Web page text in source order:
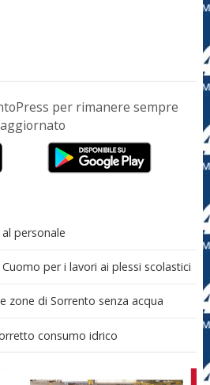
per rimanere sempre
aggiornato
personale
per i lavori ai plessi scolastici
zone di Sorrento senza acqua
consumo idrico